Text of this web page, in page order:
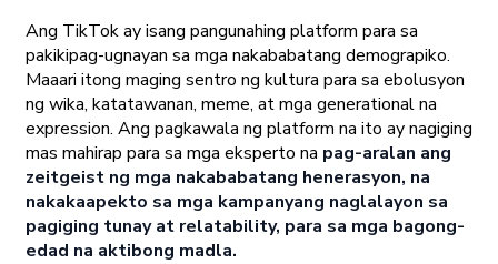
Ang TikTok ay isang pangunahing platform para sa
pakikipag-ugnayan sa mga nakababatang demograpiko.
Maaari itong maging sentro ng kultura para sa ebolusyon
ng wika, katatawanan, meme, at mga generational na
expression. Ang pagkawala ng platform na ito ay nagiging
mas mahirap para sa mga eksperto na pag-aralan ang
zeitgeist ng mga nakababatang henerasyon, na
nakakaapekto sa mga kampanyang naglalayon sa
pagiging tunay at relatability, para sa mga bagong-
edad na aktibong madla.